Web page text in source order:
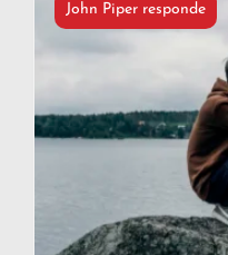
John Piper responde